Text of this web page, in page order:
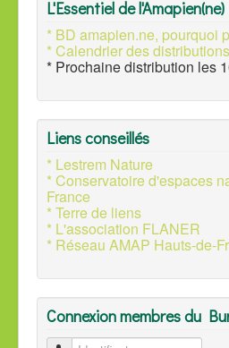
L'Essentiel de l'Amapien(ne)
* BD amapien.ne, pourquoi
* Calendrier des distributions
* Prochaine distribution les
Liens conseillés
* Lestrem Nature
* Conservatoire d'espaces
France
* Terre de liens
* L'association FLANER
* Réseau AMAP Hauts-de-
Connexion membres du